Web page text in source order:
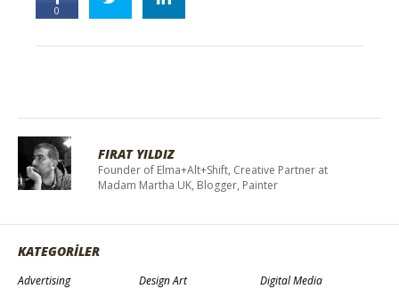
0
FIRAT YILDIZ
Founder of Elma+Alt+Shift, Creative Partner at
Madam Martha UK, Blogger, Painter
KATEGORİLER
Advertising
Design Art
Digital Media